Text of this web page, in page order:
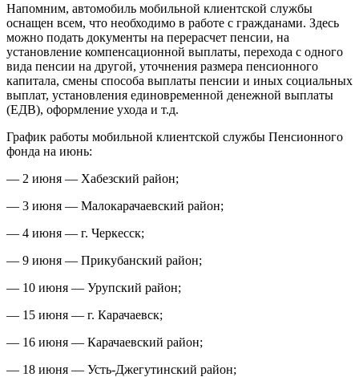
Напомним, автомобиль мобильной клиентской службы
оснащен всем, что необходимо в работе с гражданами. Здесь
можно подать документы на перерасчет пенсии, на
установление компенсационной выплаты, перехода с одного
вида пенсии на другой, уточнения размера пенсионного
капитала, смены способа выплаты пенсии и иных социальных
выплат, установления единовременной денежной выплаты
(ЕДВ), оформление ухода и т.д.
График работы мобильной клиентской службы Пенсионного
фонда на июнь:
— 2 июня — Хабезский район;
— 3 июня — Малокарачаевский район;
— 4 июня — г. Черкесск;
— 9 июня — Прикубанский район;
— 10 июня — Урупский район;
— 15 июня — г. Карачаевск;
— 16 июня — Карачаевский район;
— 18 июня — Усть-Джегутинский район;